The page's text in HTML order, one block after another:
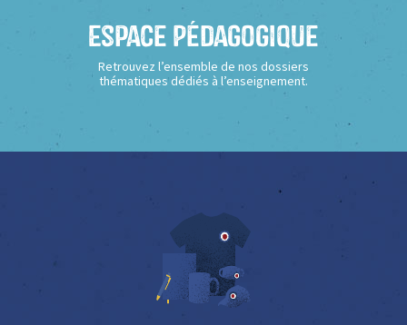
Espace Pédagogique
Retrouvez l’ensemble de nos dossiers
thématiques dédiés à l’enseignement.